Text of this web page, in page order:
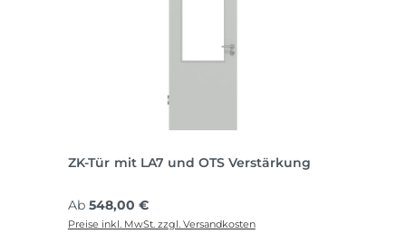
ZK-Tür mit LA7 und OTS Verstärkung
Regulärer Preis:
Ab 548,00 €
Preise inkl. MwSt. zzgl. Versandkosten